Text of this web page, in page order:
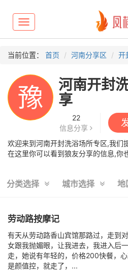
Toggle
navigation
当前位置： 首页 河南分享区 开
豫
河南开封
享
22
信息分享
欢迎来到河南开封洗浴场所专区,我们
在这里你可以看到狼友分享的信息,你
分类选择 城市选择 地
劳动路按摩记
有天从劳动路香山宾馆那路过，走到
女跟我抛媚眼，让我进去，我进入后
走，她说有年轻的，价格200快餐，
是颜值控，就走了，...